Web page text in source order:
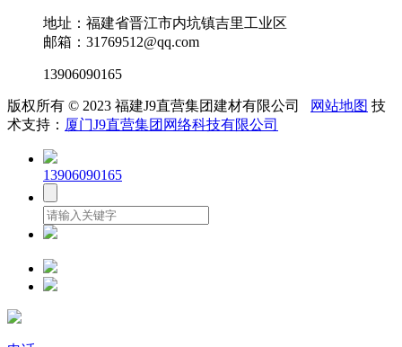
地址：福建省晋江市内坑镇吉里工业区
邮箱：31769512@qq.com
13906090165
版权所有 © 2023 福建J9直营集团建材有限公司 网站地图 技
术支持： 厦门J9直营集团网络科技有限公司
13906090165